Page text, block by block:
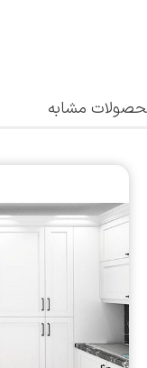
مشابه